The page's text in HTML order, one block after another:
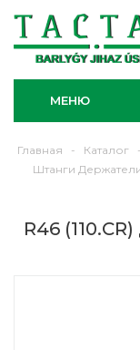
МЕНЮ
Главная - Каталог -
Штанги
R46